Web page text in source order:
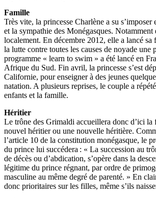
Famille
Très vite, la princesse Charlène a su s’imposer
et la sympathie des Monégasques. Notamment
localement. En décembre 2012, elle a lancé
la lutte contre toutes les causes de noyade une
programme « learn to swim » a été lancé en
Afrique du Sud. Fin avril, la princesse s’est
Californie, pour enseigner à des jeunes
natation. A plusieurs reprises, le couple a
enfants et la famille.
Héritier
Le trône des Grimaldi accueillera donc d’ici la
nouvel héritier ou une nouvelle héritière.
l’article 10 de la constitution monégasque, le
du prince lui succédera : « La succession au
de décès ou d’abdication, s’opère dans la
légitime du prince régnant, par ordre de
masculine au même degré de parenté. » En
donc prioritaires sur les filles, même s’ils